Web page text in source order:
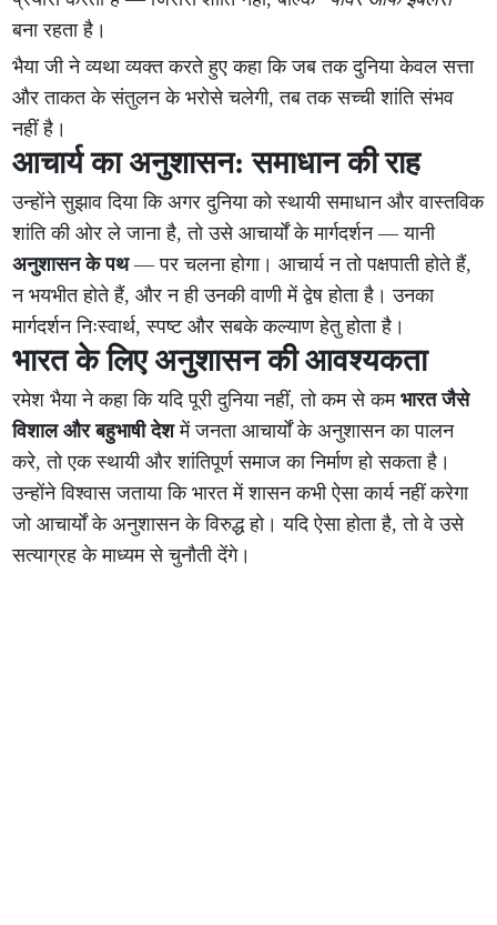
बना रहता है।
भैया जी ने व्यथा व्यक्त करते हुए कहा कि जब तक दुनिया केवल सत्ता
और ताकत के संतुलन के भरोसे चलेगी, तब तक सच्ची शांति संभव
नहीं है।
आचार्य का अनुशासन: समाधान की राह
उन्होंने सुझाव दिया कि अगर दुनिया को स्थायी समाधान और वास्तविक
शांति की ओर ले जाना है, तो उसे आचार्यों के मार्गदर्शन — यानी
अनुशासन के पथ— पर चलना होगा। आचार्य न तो पक्षपाती होते हैं,
न भयभीत होते हैं, और न ही उनकी वाणी में द्वेष होता है। उनका
मार्गदर्शन निःस्वार्थ, स्पष्ट और सबके कल्याण हेतु होता है।
भारत के लिए अनुशासन की आवश्यकता
रमेश भैया ने कहा कि यदि पूरी दुनिया नहीं, तो कम से कमभारत जैसे
विशाल और बहुभाषी देशमें जनता आचार्यों के अनुशासन का पालन
करे, तो एक स्थायी और शांतिपूर्ण समाज का निर्माण हो सकता है।
उन्होंने विश्वास जताया कि भारत में शासन कभी ऐसा कार्य नहीं करेगा
जो आचार्यों के अनुशासन के विरुद्ध हो। यदि ऐसा होता है, तो वे उसे
सत्याग्रह के माध्यम से चुनौती देंगे।